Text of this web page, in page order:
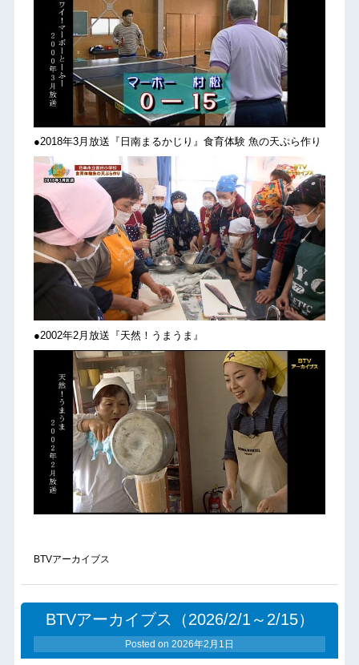
●2018年3月放送『日南まるかじり』食育体験 魚の天ぷら作り
●2002年2月放送『天然！うまうま』
BTVアーカイブス
BTVアーカイブス（2026/2/1～2/15）
Posted on 2026年2月1日